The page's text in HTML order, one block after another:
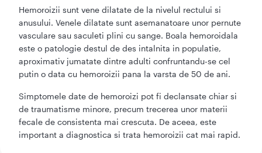
Hemoroizii sunt vene dilatate de la nivelul rectului si
anusului. Venele dilatate sunt asemanatoare unor pernute
vasculare sau saculeti plini cu sange. Boala hemoroidala
este o patologie destul de des intalnita in populatie,
aproximativ jumatate dintre adulti confruntandu-se cel
putin o data cu hemoroizii pana la varsta de 50 de ani.
Simptomele date de hemoroizi pot fi declansate chiar si
de traumatisme minore, precum trecerea unor materii
fecale de consistenta mai crescuta. De aceea, este
important a diagnostica si trata hemoroizii cat mai rapid.